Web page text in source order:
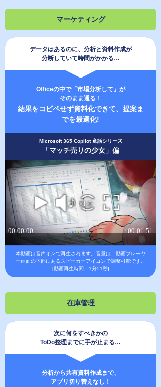
マーケティング
データはあるのに、分析と資料作成が
分断していて時間がかかる…
Officeの中で「市場分析して」が
そのまま通る！
結果をコピペせず資料化できて、提案ま
でを最適化!
Microsoft 365 Copilot 童話シリーズ
「マッチ売りの少女」偏
本動画は音声オンで再生されます。 音量は、動画プレーヤ
ー画面の下部にあるスピーカーアイコンで調整可能です。
[動画再生時間：1分51秒]
在庫管理
次に何をすべきかの
ToDo整理までに手が止まる…
分析から共有資料作成まで、
アプリ切り替えなし！